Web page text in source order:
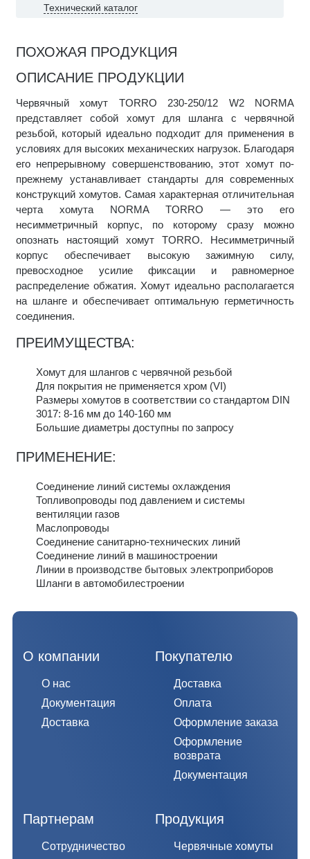
Технический каталог
ПОХОЖАЯ ПРОДУКЦИЯ
ОПИСАНИЕ ПРОДУКЦИИ
Червячный хомут TORRO 230-250/12 W2 NORMA
представляет собой хомут для шланга с червячной
резьбой, который идеально подходит для применения в
условиях для высоких механических нагрузок. Благодаря
его непрерывному совершенствованию, этот хомут по-
прежнему устанавливает стандарты для современных
конструкций хомутов. Самая характерная отличительная
черта хомута NORMA TORRO — это его
несимметричный корпус, по которому сразу можно
опознать настоящий хомут TORRO. Несимметричный
корпус обеспечивает высокую зажимную силу,
превосходное усилие фиксации и равномерное
распределение обжатия. Хомут идеально располагается
на шланге и обеспечивает оптимальную герметичность
соединения.
ПРЕИМУЩЕСТВА:
Хомут для шлангов с червячной резьбой
Для покрытия не применяется хром (VI)
Размеры хомутов в соответствии со стандартом DIN
3017: 8-16 мм до 140-160 мм
Большие диаметры доступны по запросу
ПРИМЕНЕНИЕ:
Соединение линий системы охлаждения
Топливопроводы под давлением и системы
вентиляции газов
Маслопроводы
Соединение санитарно-технических линий
Соединение линий в машиностроении
Линии в производстве бытовых электроприборов
Шланги в автомобилестроении
О компании
О нас
Документация
Доставка
Покупателю
Доставка
Оплата
Оформление заказа
Оформление
возврата
Документация
Партнерам
Сотрудничество
Продукция
Червячные хомуты